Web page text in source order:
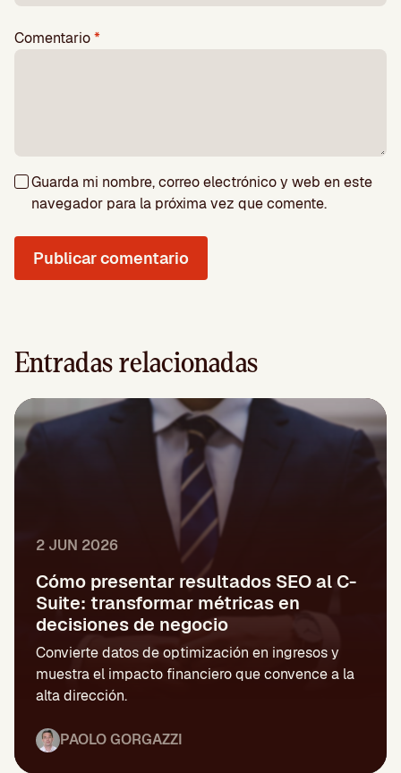
Comentario*
Guarda mi nombre, correo electrónico y web en este
navegador para la próxima vez que comente.
Entradas relacionadas
2 JUN 2026
Cómo presentar resultados SEO al C-
Suite: transformar métricas en
decisiones de negocio
Convierte datos de optimización en ingresos y
muestra el impacto financiero que convence a la
alta dirección.
PAOLO GORGAZZI